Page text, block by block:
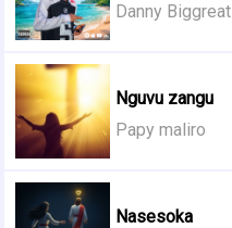
Danny Biggreat
Nguvu zangu
Papy maliro
Nasesoka